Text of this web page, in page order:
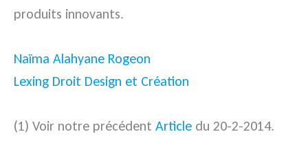
produits innovants.
Naïma Alahyane Rogeon
Lexing Droit Design et Création
(1) Voir notre précédent Article du 20-2-2014.